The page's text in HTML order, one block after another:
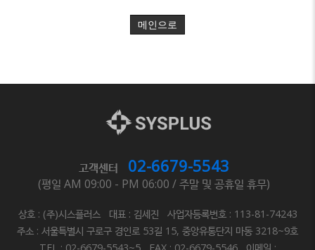
메인으로
고객센터 02-6679-5543
(평일 AM 09:00 - PM 06:00 / 주말 및 공휴일 휴무)
상호 : (주)시스플러스 대표 : 김세진 사업자등록번호 : 113-81-74243
주소 : 서울특별시 구로구 경인로 53길 15, 중앙유통단지 마동 3218~9호